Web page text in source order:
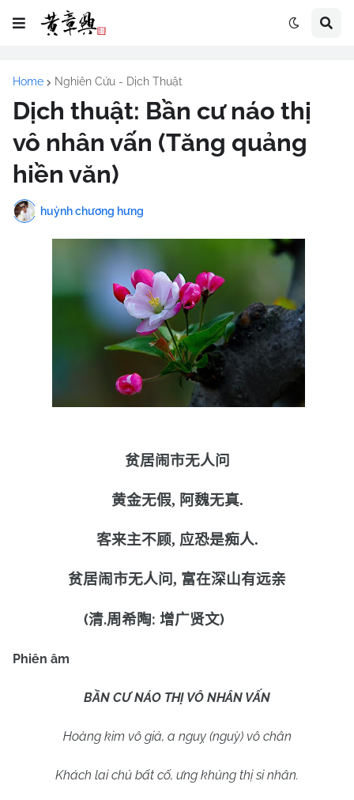
Home Nghiên Cứu - Dịch Thuật
Dịch thuật: Bần cư náo thị
vô nhân vấn (Tăng quảng
hiền văn)
huỳnh chương hưng
贫居闹市无人问
黄金无假, 阿魏无真.
客来主不顾, 应恐是痴人.
贫居闹市无人问, 富在深山有远亲
(清.周希陶: 增广贤文)
Phiên âm
BẦN CƯ NÁO THỊ VÔ NHÂN VẤN
Hoàng kim vô giả, a nguỵ (nguỳ) vô chân
Khách lai chủ bất cố, ưng khủng thị si nhân.